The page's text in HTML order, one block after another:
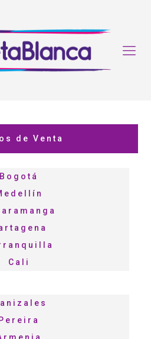
de Venta
Bogotá
Cali
Pereira